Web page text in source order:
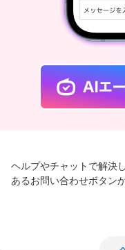
ヘルプやチャットで解決
あるお問い合わせボタン